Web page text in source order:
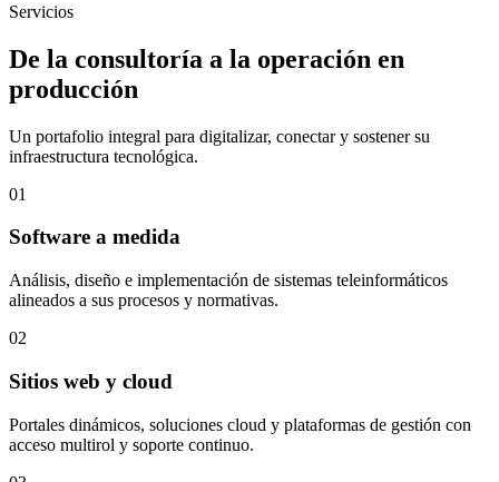
Servicios
De la consultoría a la operación en
producción
Un portafolio integral para digitalizar, conectar y sostener su
infraestructura tecnológica.
01
Software a medida
Análisis, diseño e implementación de sistemas teleinformáticos
alineados a sus procesos y normativas.
02
Sitios web y cloud
Portales dinámicos, soluciones cloud y plataformas de gestión con
acceso multirol y soporte continuo.